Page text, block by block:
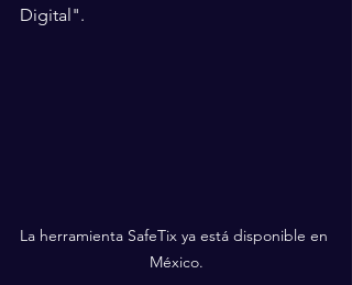
Digital".
La herramienta SafeTix ya está disponible en
México.